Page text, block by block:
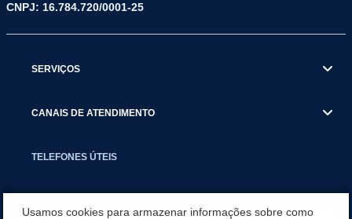
CNPJ: 16.784.720/0001-25
SERVIÇOS
CANAIS DE ATENDIMENTO
TELEFONES ÚTEIS
Usamos cookies para armazenar informações sobre como